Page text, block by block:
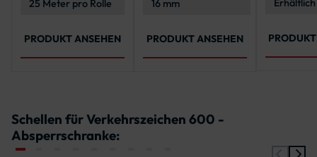
25 Meter pro Rolle
PRODUKT ANSEHEN
16 mm
PRODUKT ANSEHEN
an
von 40-
Schellen für Verkehrszeichen 600 -
Absperrschranke: